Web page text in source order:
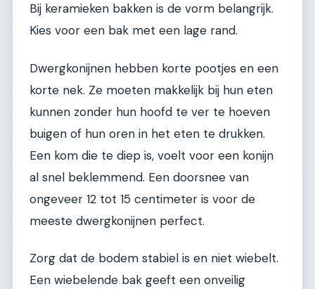
Bij keramieken bakken is de vorm belangrijk.
Kies voor een bak met een lage rand.
Dwergkonijnen hebben korte pootjes en een
korte nek. Ze moeten makkelijk bij hun eten
kunnen zonder hun hoofd te ver te hoeven
buigen of hun oren in het eten te drukken.
Een kom die te diep is, voelt voor een konijn
al snel beklemmend. Een doorsnee van
ongeveer 12 tot 15 centimeter is voor de
meeste dwergkonijnen perfect.
Zorg dat de bodem stabiel is en niet wiebelt.
Een wiebelende bak geeft een onveilig